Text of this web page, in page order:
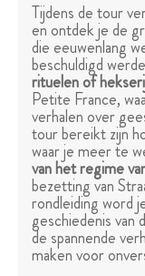
Tijdens de tour
en ontdek je de
die eeuwenlang
beschuldigd
rituelen of
Petite France,
verhalen over
tour bereikt zijn
waar je meer te
van het regime
bezetting van
rondleiding word
geschiedenis van
de spannende
maken voor